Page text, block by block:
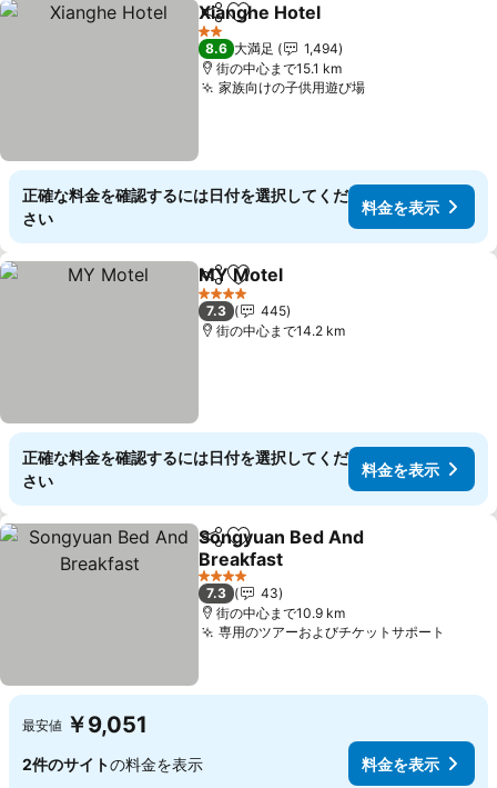
シェアお気に入りに追加
Xianghe Hotel
2 ホテルのランク
8.6 大満足
1,494
街の中心まで15.1 km
家族向けの子供用遊び場料金を表示
正確な料金を確認するには日付を選択してくだ
さい
料金を表示
シェアお気に入りに追加
MY Motel
4 ホテルのランク
7.3
445
街の中心まで14.2 km
正確な料金を確認するには日付を選択してくだ
さい
料金を表示
シェアお気に入りに追加
Songyuan Bed And
Breakfast
料金を表示
4 ホテルのランク
7.3
43
街の中心まで10.9 km
専用のツアーおよびチケットサポート
最安値 ￥9,051
2件のサイトの料金を表示 料金を表示